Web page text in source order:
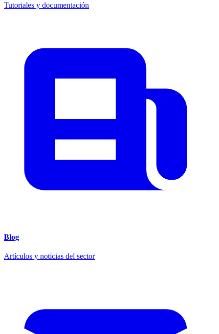
Tutoriales y documentación
Blog
Artículos y noticias del sector